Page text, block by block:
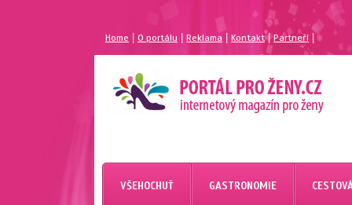
Home |O portálu Reklama Kontakt| Partneří
MAGAZÍN PRO ŽENY
PORTÁL PRO ŽENY.CZ
VŠEHOCHUŤ GASTRONOMIE